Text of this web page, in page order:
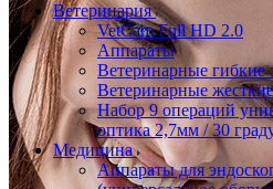
Ветеринария
VetCam Full HD 2.0
Аппараты
Ветеринарные гибкие
Ветеринарные
Набор 9 операций
оптика 2,7мм / 30
Медицина
Аппараты для